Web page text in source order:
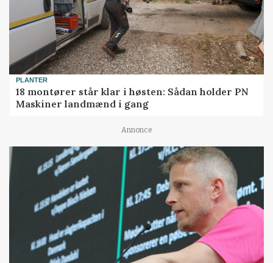
PLANTER
18 montører står klar i høsten: Sådan holder PN
Maskiner landmænd i gang
Annonce